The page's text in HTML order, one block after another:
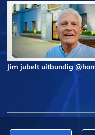
Jim jubelt uitbundig